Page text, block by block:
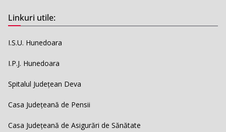
Linkuri utile:
I.S.U. Hunedoara
I.P.J. Hunedoara
Spitalul Județean Deva
Casa Județeană de Pensii
Casa Județeană de Asigurări de Sănătate